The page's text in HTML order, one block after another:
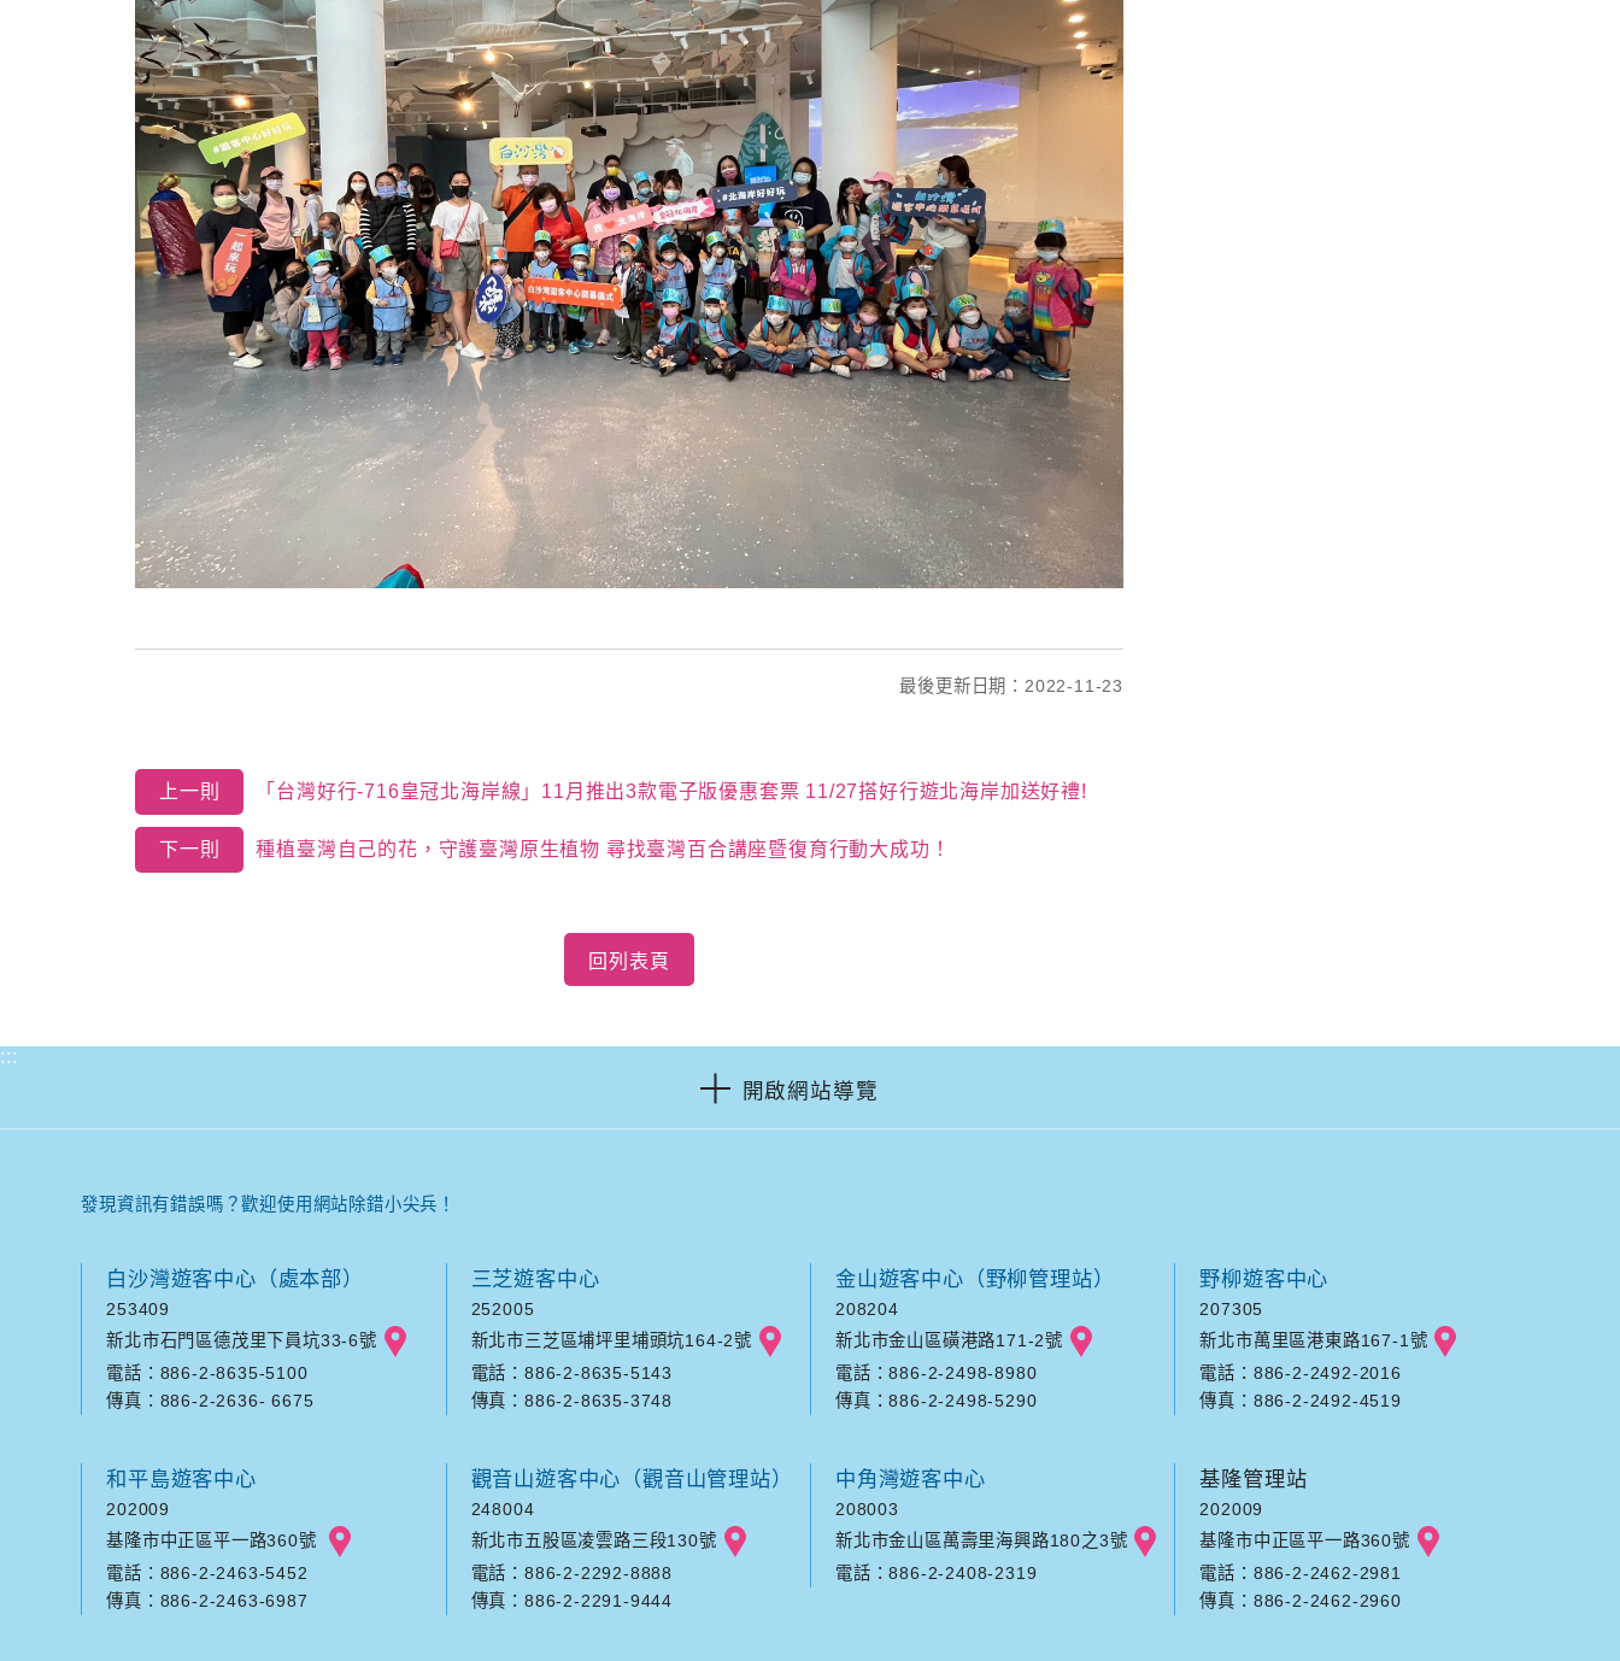
最後更新日期：2022-11-23
上一則 「台灣好行-716皇冠北海岸線」11月推出3款電子版優惠套票 11/27搭好行遊北海岸加送好禮!
下一則 種植臺灣自己的花，守護臺灣原生植物 尋找臺灣百合講座暨復育行動大成功！
回列表頁
:::
開啟網站導覽
發現資訊有錯誤嗎？歡迎使用網站除錯小尖兵！
白沙灣遊客中心（處本部）
253409
新北市石門區德茂里下員坑33-6號
電話：886-2-8635-5100
傳真：886-2-2636- 6675
三芝遊客中心
252005
新北市三芝區埔坪里埔頭坑164-2號
電話：886-2-8635-5143
傳真：886-2-8635-3748
金山遊客中心（野柳管理站）
208204
新北市金山區磺港路171-2號
電話：886-2-2498-8980
傳真：886-2-2498-5290
野柳遊客中心
207305
新北市萬里區港東路167-1號
電話：886-2-2492-2016
傳真：886-2-2492-4519
和平島遊客中心
202009
基隆市中正區平一路360號
電話：886-2-2463-5452
傳真：886-2-2463-6987
觀音山遊客中心（觀音山管理站）
248004
新北市五股區凌雲路三段130號
電話：886-2-2292-8888
傳真：886-2-2291-9444
中角灣遊客中心
208003
新北市金山區萬壽里海興路180之3號
電話：886-2-2408-2319
基隆管理站
202009
基隆市中正區平一路360號
電話：886-2-2462-2981
傳真：886-2-2462-2960